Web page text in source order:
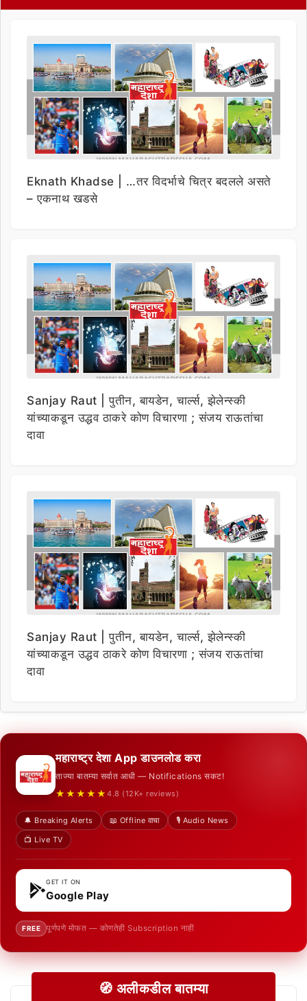
Eknath Khadse | …तर विदर्भाचे चित्र बदलले असते
– एकनाथ खडसे
Sanjay Raut | पुतीन, बायडेन, चार्ल्स, झेलेन्स्की
यांच्याकडून उद्धव ठाकरे कोण विचारणा ; संजय राऊतांचा
दावा
Sanjay Raut | पुतीन, बायडेन, चार्ल्स, झेलेन्स्की
यांच्याकडून उद्धव ठाकरे कोण विचारणा ; संजय राऊतांचा
दावा
महाराष्ट्र देशा App डाउनलोड करा
ताज्या बातम्या सर्वात आधी — Notifications सकट!
★★★★★ 4.8 (12K+ reviews)
🔔 Breaking Alerts 📖 Offline वाचा
🎙️ Audio News
📺 Live TV
GET IT ON
Google Play
FREE पूर्णपणे मोफत — कोणतेही Subscription नाही
🧭 अलीकडील बातम्या